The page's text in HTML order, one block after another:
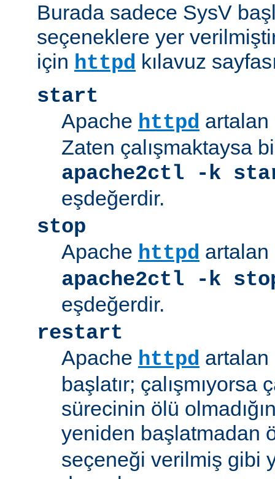
Burada sadece SysV
seçeneklere yer
için httpd kılavuz
start
Apache httpd artalan
Zaten çalışmaktaysa
apache2ctl -k
eşdeğerdir.
stop
Apache httpd artalan
apache2ctl -k
eşdeğerdir.
restart
Apache httpd
başlatır; çalışmıyorsa
sürecinin ölü
yeniden başlatmadan
seçeneği verilmiş gibi